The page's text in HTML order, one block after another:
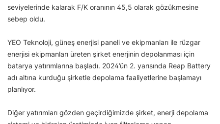
seviyelerinde kalarak F/K oranının 45,5 olarak gözükmesine
sebep oldu.
YEO Teknoloji, güneş enerjisi paneli ve ekipmanları ile rüzgar
enerjisi ekipmanları üreten şirket enerjinin depolanması için
batarya yatırımlarına başladı. 2024’ün 2. yarısında Reap Battery
adı altına kurduğu şirketle depolama faaliyetlerine başlamayı
planlıyor.
Diğer yatırımları gözden geçirdiğimizde şirket, enerji depolama